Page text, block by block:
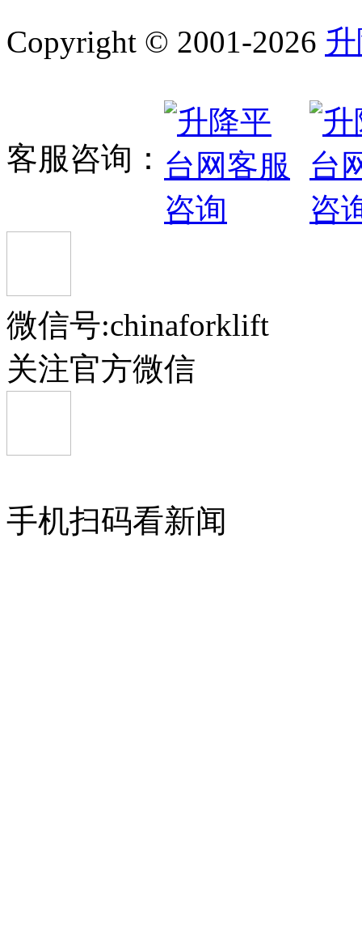
Copyright © 2001-2026
客服咨询：
微信号:chinaforklift
关注官方微信
手机扫码看新闻